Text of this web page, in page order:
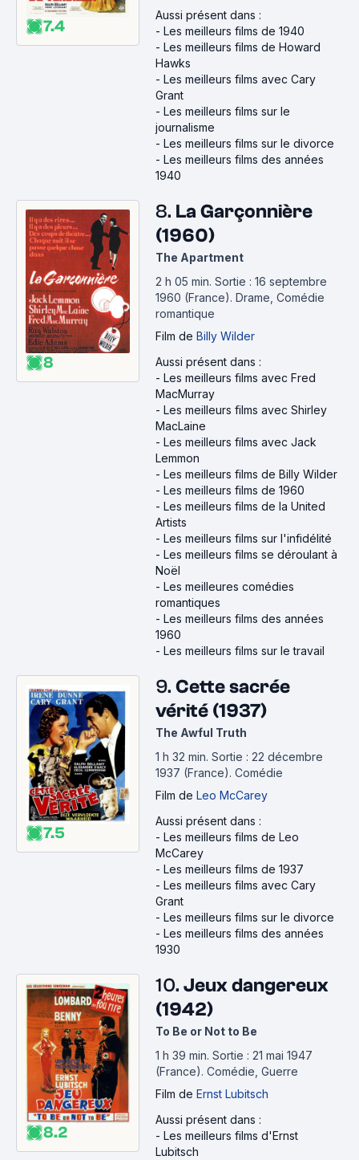
7.4
Aussi présent dans :
- Les meilleurs films de 1940
- Les meilleurs films de Howard
Hawks
- Les meilleurs films avec Cary
Grant
- Les meilleurs films sur le
journalisme
- Les meilleurs films sur le divorce
- Les meilleurs films des années
1940
8
8. La Garçonnière
(1960)
The Apartment
2 h 05 min. Sortie : 16 septembre
1960 (France). Drame, Comédie
romantique
Film de Billy Wilder
Aussi présent dans :
- Les meilleurs films avec Fred
MacMurray
- Les meilleurs films avec Shirley
MacLaine
- Les meilleurs films avec Jack
Lemmon
- Les meilleurs films de Billy Wilder
- Les meilleurs films de 1960
- Les meilleurs films de la United
Artists
- Les meilleurs films sur l'infidélité
- Les meilleurs films se déroulant à
Noël
- Les meilleures comédies
romantiques
- Les meilleurs films des années
1960
- Les meilleurs films sur le travail
7.5
9. Cette sacrée
vérité (1937)
The Awful Truth
1 h 32 min. Sortie : 22 décembre
1937 (France). Comédie
Film de Leo McCarey
Aussi présent dans :
- Les meilleurs films de Leo
McCarey
- Les meilleurs films de 1937
- Les meilleurs films avec Cary
Grant
- Les meilleurs films sur le divorce
- Les meilleurs films des années
1930
8.2
10. Jeux dangereux
(1942)
To Be or Not to Be
1 h 39 min. Sortie : 21 mai 1947
(France). Comédie, Guerre
Film de Ernst Lubitsch
Aussi présent dans :
- Les meilleurs films d'Ernst
Lubitsch